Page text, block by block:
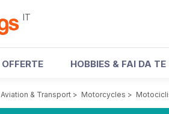
IT
OFFERTE HOBBIES & FAI DA TE
Aviation & Transport > Motorcycles >